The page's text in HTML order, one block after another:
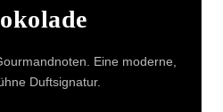
Eine moderne,
Duftsignatur.